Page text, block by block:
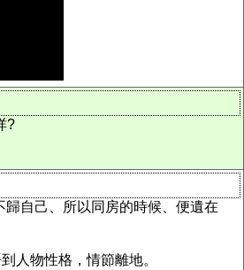
?
己、所以同房的時候、便遺在
人物性格，情節離地。